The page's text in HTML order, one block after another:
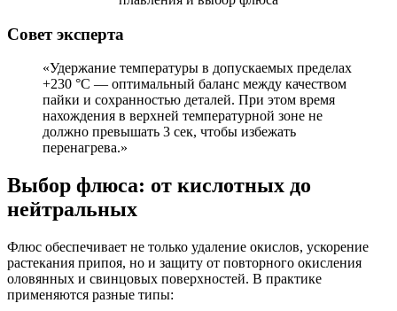
Совет эксперта
«Удержание температуры в допускаемых пределах
+230 °C — оптимальный баланс между качеством
пайки и сохранностью деталей. При этом время
нахождения в верхней температурной зоне не
должно превышать 3 сек, чтобы избежать
перенагрева.»
Выбор флюса: от кислотных до
нейтральных
Флюс обеспечивает не только удаление окислов, ускорение
растекания припоя, но и защиту от повторного окисления
оловянных и свинцовых поверхностей. В практике
применяются разные типы: